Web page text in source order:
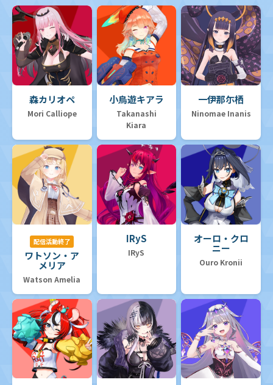
森カリオペ
Mori Calliope
小鳥遊キアラ
Takanashi
Kiara
一伊那尓栖
Ninomae Inanis
配信活動終了
ワトソン・ア
メリア
Watson Amelia
IRyS
IRyS
オーロ・クロ
ニー
Ouro Kronii